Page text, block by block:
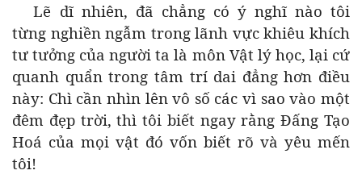
Lẽ dĩ nhiên, đã chẳng có ý nghĩ nào tôi
từng nghiền ngẫm trong lãnh vực khiêu khích
tư tưởng của người ta là môn Vật lý học, lại cứ
quanh quẩn trong tâm trí dai đẳng hơn điều
này: Chì cần nhìn lên vô số các vì sao vào một
đêm đẹp trời, thì tôi biết ngay rằng Đấng Tạo
Hoá của mọi vật đó vốn biết rõ và yêu mến
tôi!